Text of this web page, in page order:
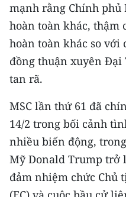
Media Y tế
Media Khoa học - Công
Media Môi trường
Ảnh
Infographic
TIN MỚI
TIN ĐỊA PHƯƠNG
mạnh rằng Chính
hoàn toàn khác, thậm
hoàn toàn khác so với
đồng thuận xuyên Đại
tan rã.
MSC lần thứ 61 đã
14/2 trong bối cảnh
nhiều biến động,
Mỹ Donald Trump trở
đảm nhiệm chức Chủ